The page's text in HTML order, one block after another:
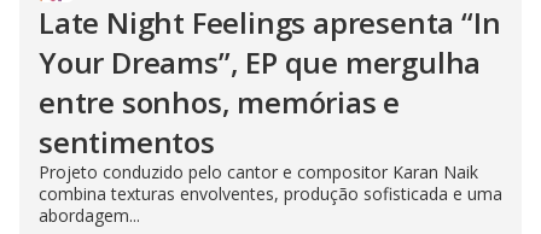
Late Night Feelings apresenta “In
Your Dreams”, EP que mergulha
entre sonhos, memórias e
sentimentos
Projeto conduzido pelo cantor e compositor Karan Naik
combina texturas envolventes, produção sofisticada e uma
abordagem...